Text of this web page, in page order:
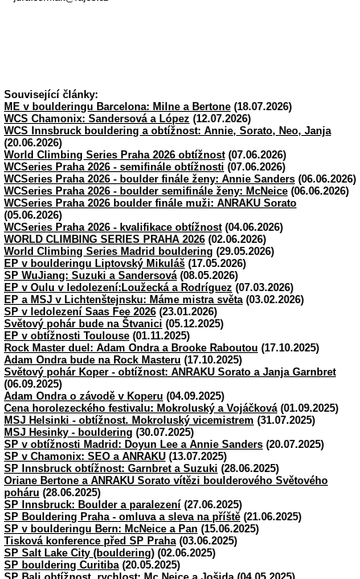
Související články:
ME v boulderingu Barcelona: Milne a Bertone (18.07.2026)
WCS Chamonix: Sandersová a López (12.07.2026)
WCS Innsbruck bouldering a obtížnost: Annie, Sorato, Neo, Janja
(20.06.2026)
World Climbing Series Praha 2026 obtížnost(07.06.2026)
WCSeries Praha 2026 - semifinále obtížnosti (07.06.2026)
WCSeries Praha 2026 - boulder finále ženy: Annie Sanders (06.06.2026)
WCSeries Praha 2026 - boulder semifinále ženy: McNeice (06.06.2026)
WCSeries Praha 2026 boulder finále muži: ANRAKU Sorato
(05.06.2026)
WCSeries Praha 2026 - kvalifikace obtížnost(04.06.2026)
WORLD CLIMBING SERIES PRAHA 2026 (02.06.2026)
World Climbing Series Madrid bouldering (29.05.2026)
EP v boulderingu Liptovský Mikuláš (17.05.2026)
SP WuJiang: Suzuki a Sandersová(08.05.2026)
EP v Oulu v ledolezení:Loužecká a Rodríguez (07.03.2026)
EP a MSJ v Lichtenštejnsku: Máme mistra světa(03.02.2026)
SP v ledolezení Saas Fee 2026 (23.01.2026)
Světový pohár bude na Štvanici (05.12.2025)
EP v obtížnosti Toulouse (01.11.2025)
Rock Master duel: Adam Ondra a Brooke Raboutou (17.10.2025)
Adam Ondra bude na Rock Masteru (17.10.2025)
Světový pohár Koper - obtížnost: ANRAKU Sorato a Janja Garnbret
(06.09.2025)
Adam Ondra o závodě v Koperu (04.09.2025)
Cena horolezeckého festivalu: Mokroluský a Vojáčková(01.09.2025)
MSJ Helsinki - obtížnost. Mokroluský vicemistrem (31.07.2025)
MSJ Hesinky - bouldering (30.07.2025)
SP v obtížnosti Madrid: Doyun Lee a Annie Sanders (20.07.2025)
SP v Chamonix: SEO a ANRAKU (13.07.2025)
SP Innsbruck obtížnost: Garnbret a Suzuki (28.06.2025)
Oriane Bertone a ANRAKU Sorato vítězi boulderového Světového
poháru (28.06.2025)
SP Innsbruck: Boulder a paralezení (27.06.2025)
SP Bouldering Praha - omluva a sleva na příště (21.06.2025)
SP v boulderingu Bern: McNeice a Pan (15.06.2025)
Tisková konference před SP Praha(03.06.2025)
SP Salt Lake City (bouldering) (02.06.2025)
SP bouldering Curitiba(20.05.2025)